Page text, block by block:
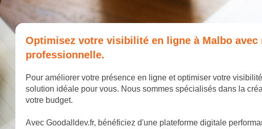
Optimisez votre visibilité en ligne à Malbo
professionnelle.
Pour améliorer votre présence en ligne et optimiser votre
solution idéale pour vous. Nous sommes spécialisés dans la
votre budget.
Avec Goodalldev.fr, bénéficiez d'une plateforme digitale